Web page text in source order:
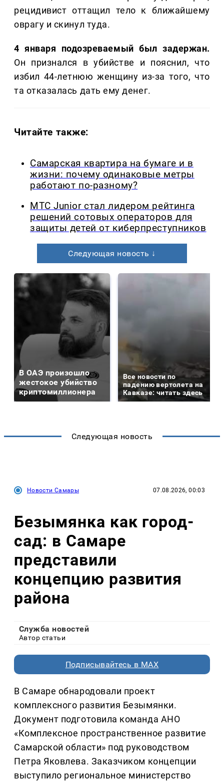
рецидивист оттащил тело к ближайшему
оврагу и скинул туда.
4 января подозреваемый был задержан.
Он признался в убийстве и пояснил, что
избил 44-летнюю женщину из-за того, что
та отказалась дать ему денег.
Читайте также:
Самарская квартира на бумаге и в
жизни: почему одинаковые метры
работают по-разному?
МТС Junior стал лидером рейтинга
решений сотовых операторов для
защиты детей от киберпреступников
Следующая новость ↓
В ОАЭ произошло
жестокое убийство
криптомиллионера
Все новости по
падению вертолета на
Кавказе: читать здесь
Следующая новость
Новости Самары 07.08.2026, 00:03
Безымянка как город-
сад: в Самаре
представили
концепцию развития
района
Служба новостей
Автор статьи
Подписывайтесь в MAX
В Самаре обнародовали проект
комплексного развития Безымянки.
Документ подготовила команда АНО
«Комплексное пространственное развитие
Самарской области» под руководством
Петра Яковлева. Заказчиком концепции
выступило региональное министерство